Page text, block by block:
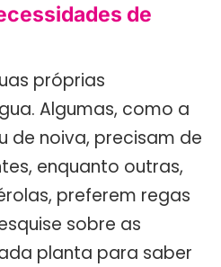
de
próprias
Algumas, como a
de noiva, precisam de
enquanto outras,
preferem regas
sobre as
planta para saber